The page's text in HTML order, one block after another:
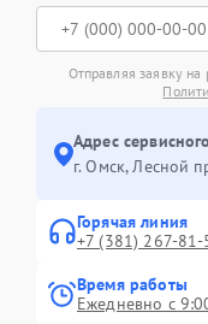
Отправляя заявку на
Адрес
г. Омск, ​Лесной
Горячая линия
+7 (381) 267-81-
Время работы
Ежедневно с